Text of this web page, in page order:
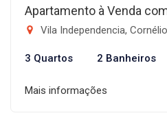
Apartamento à Venda
Vila Independencia,
3 Quartos 2 Banheiros
Mais informações